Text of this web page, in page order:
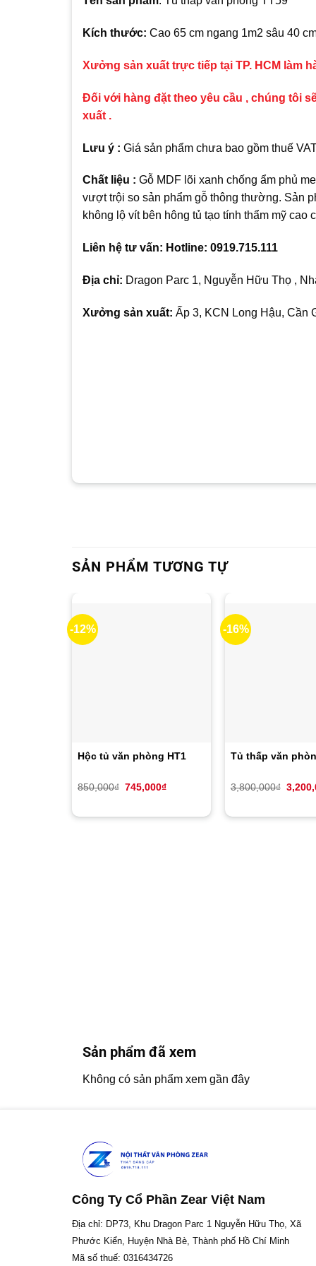
Kích thước: Cao 65 cm ngang 1m2 sâu 40
Xưởng sản xuất trực tiếp tại TP. HCM làm
Đối với hàng đặt theo yêu cầu , chúng tôi
xuất .
Lưu ý : Giá sản phẩm chưa bao gồm thuế
Chất liệu : Gỗ MDF lõi xanh chống ẩm phủ
vượt trội so sản phẩm gỗ thông thường. Sản
không lộ vít bên hông tủ tạo tính thẩm mỹ cao
Liên hệ tư vấn: Hotline: 0919.715.111
Địa chỉ: Dragon Parc 1, Nguyễn Hữu Thọ ,
Xưởng sản xuất: Ấp 3, KCN Long Hậu, Cần
SẢN PHẨM TƯƠNG TỰ
-12%
Hộc tủ văn phòng HT1
850,000₫ Giá
850,000₫.
745,000₫Giá
là:
-16%
Tủ thấp văn
3,800,000₫ Giá
Sản phẩm đã xem
Không có sản phẩm xem gần đây
Công Ty Cổ Phần Zear Việt Nam
Địa chỉ: DP73, Khu Dragon Parc 1 Nguyễn Hữu Thọ, Xã
Phước Kiển, Huyện Nhà Bè, Thành phố Hồ Chí Minh
Mã số thuế: 0316434726